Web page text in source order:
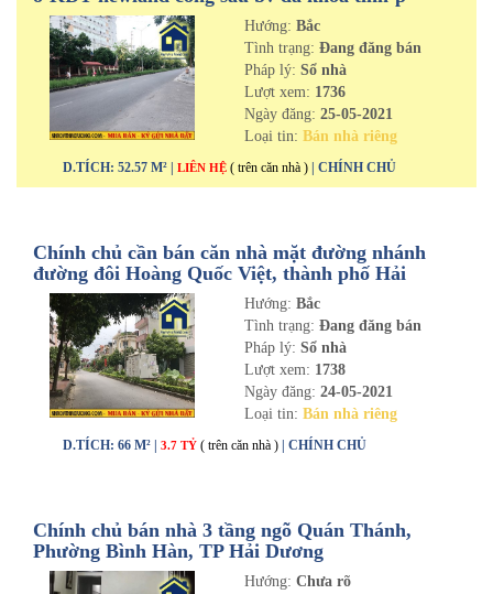
Thanh Bình-tp Hải DươngHướng: Bắc
Tình trạng: Đang đăng bán
Pháp lý: Sổ nhà
Lượt xem: 1736
Ngày đăng: 25-05-2021
Loại tin: Bán nhà riêng
D.TÍCH: 52.57 M² | LIÊN HỆ ( trên căn nhà ) | CHÍNH CHỦ
Chính chủ cần bán căn nhà mặt đường nhánh
đường đôi Hoàng Quốc Việt, thành phố Hải
Dương
Hướng: Bắc
Tình trạng: Đang đăng bán
Pháp lý: Sổ nhà
Lượt xem: 1738
Ngày đăng: 24-05-2021
Loại tin: Bán nhà riêng
D.TÍCH: 66 M² | 3.7 TỶ ( trên căn nhà ) | CHÍNH CHỦ
Chính chủ bán nhà 3 tầng ngõ Quán Thánh,
Phường Bình Hàn, TP Hải Dương
Hướng: Chưa rõ